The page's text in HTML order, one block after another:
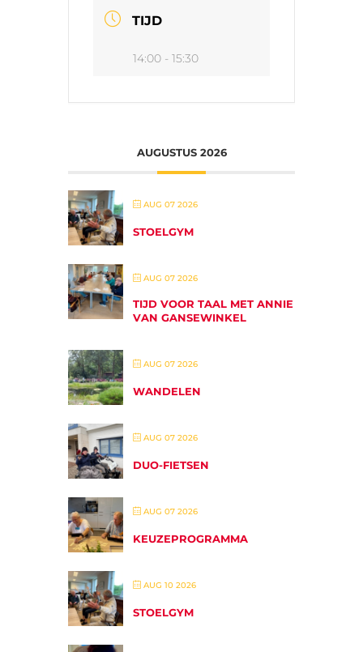
TIJD
14:00 - 15:30
AUGUSTUS 2026
AUG 07 2026
STOELGYM
AUG 07 2026
TIJD VOOR TAAL MET ANNIE
VAN GANSEWINKEL
AUG 07 2026
WANDELEN
AUG 07 2026
DUO-FIETSEN
AUG 07 2026
KEUZEPROGRAMMA
AUG 10 2026
STOELGYM